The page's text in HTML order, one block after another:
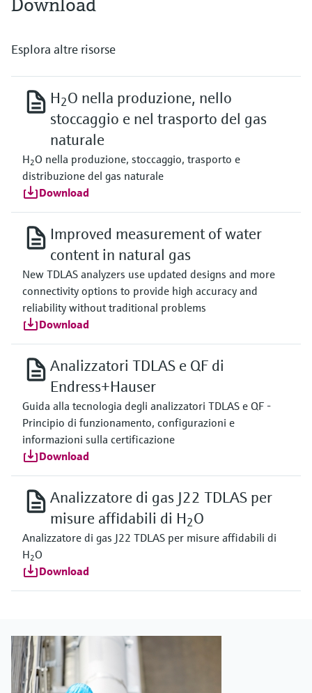
Esplora altre risorse
H2O nella produzione, nello
stoccaggio e nel trasporto del gas
naturale
H2O nella produzione, stoccaggio, trasporto e
distribuzione del gas naturale
Download
Improved measurement of water
content in natural gas
New TDLAS analyzers use updated designs and more
connectivity options to provide high accuracy and
reliability without traditional problems
Download
Analizzatori TDLAS e QF di
Endress+Hauser
Guida alla tecnologia degli analizzatori TDLAS e QF -
Principio di funzionamento, configurazioni e
informazioni sulla certificazione
Download
Analizzatore di gas J22 TDLAS per
misure affidabili di H2O
Analizzatore di gas J22 TDLAS per misure affidabili di
H2O
Download